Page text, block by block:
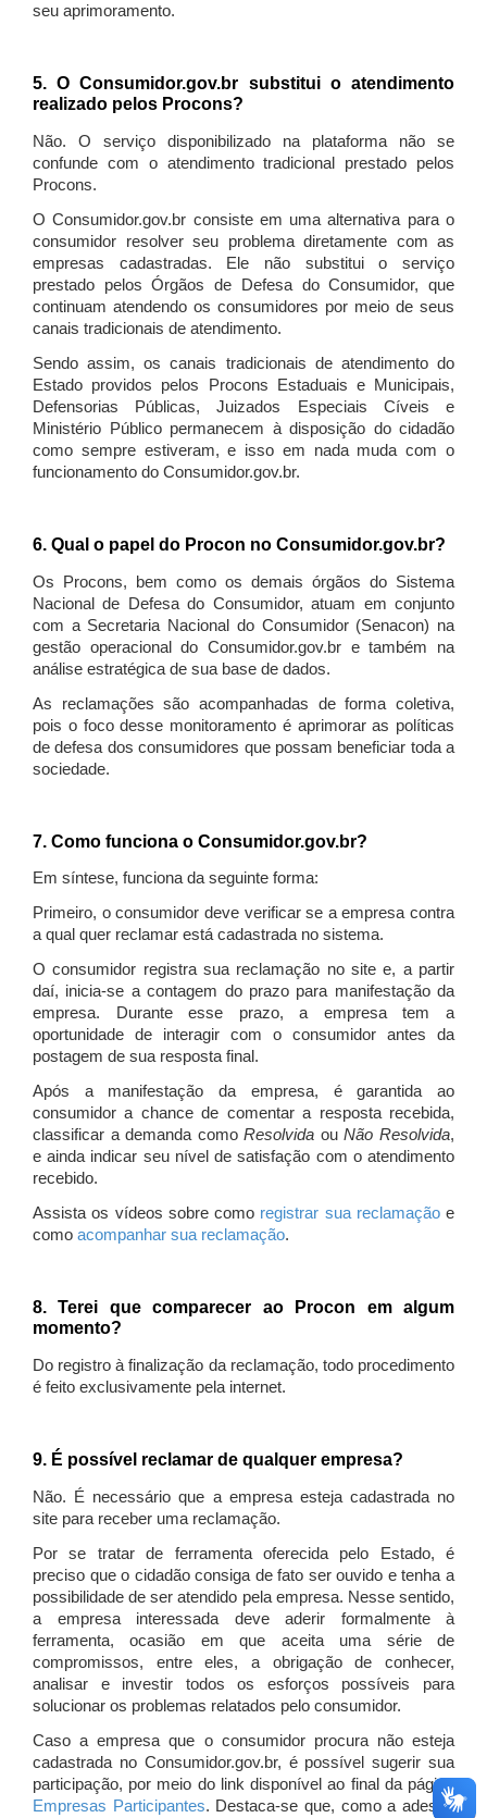
seu aprimoramento.
5. O Consumidor.gov.br substitui o atendimento
realizado pelos Procons?
Não. O serviço disponibilizado na plataforma não se
confunde com o atendimento tradicional prestado pelos
Procons.
O Consumidor.gov.br consiste em uma alternativa para o
consumidor resolver seu problema diretamente com as
empresas cadastradas. Ele não substitui o serviço
prestado pelos Órgãos de Defesa do Consumidor, que
continuam atendendo os consumidores por meio de seus
canais tradicionais de atendimento.
Sendo assim, os canais tradicionais de atendimento do
Estado providos pelos Procons Estaduais e Municipais,
Defensorias Públicas, Juizados Especiais Cíveis e
Ministério Público permanecem à disposição do cidadão
como sempre estiveram, e isso em nada muda com o
funcionamento do Consumidor.gov.br.
6. Qual o papel do Procon no Consumidor.gov.br?
Os Procons, bem como os demais órgãos do Sistema
Nacional de Defesa do Consumidor, atuam em conjunto
com a Secretaria Nacional do Consumidor (Senacon) na
gestão operacional do Consumidor.gov.br e também na
análise estratégica de sua base de dados.
As reclamações são acompanhadas de forma coletiva,
pois o foco desse monitoramento é aprimorar as políticas
de defesa dos consumidores que possam beneficiar toda a
sociedade.
7. Como funciona o Consumidor.gov.br?
Em síntese, funciona da seguinte forma:
Primeiro, o consumidor deve verificar se a empresa contra
a qual quer reclamar está cadastrada no sistema.
O consumidor registra sua reclamação no site e, a partir
daí, inicia-se a contagem do prazo para manifestação da
empresa. Durante esse prazo, a empresa tem a
oportunidade de interagir com o consumidor antes da
postagem de sua resposta final.
Após a manifestação da empresa, é garantida ao
consumidor a chance de comentar a resposta recebida,
classificar a demanda comoResolvida ouNão Resolvida,
e ainda indicar seu nível de satisfação com o atendimento
recebido.
Assista os vídeos sobre como registrar sua reclamaçãoe
como acompanhar sua reclamação.
8. Terei que comparecer ao Procon em algum
momento?
Do registro à finalização da reclamação, todo procedimento
é feito exclusivamente pela internet.
9. É possível reclamar de qualquer empresa?
Não. É necessário que a empresa esteja cadastrada no
site para receber uma reclamação.
Por se tratar de ferramenta oferecida pelo Estado, é
preciso que o cidadão consiga de fato ser ouvido e tenha a
possibilidade de ser atendido pela empresa. Nesse sentido,
a empresa interessada deve aderir formalmente à
ferramenta, ocasião em que aceita uma série de
compromissos, entre eles, a obrigação de conhecer,
analisar e investir todos os esforços possíveis para
solucionar os problemas relatados pelo consumidor.
Caso a empresa que o consumidor procura não esteja
cadastrada no Consumidor.gov.br, é possível sugerir sua
participação, por meio do link disponível ao final da página
Empresas Participantes. Destaca-se que, como a adesão